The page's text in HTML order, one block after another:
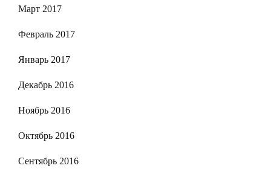
Март 2017
Февраль 2017
Январь 2017
Декабрь 2016
Ноябрь 2016
Октябрь 2016
Сентябрь 2016